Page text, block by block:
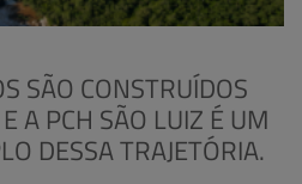
SÃO CONSTRUÍDOS
A PCH SÃO LUIZ É UM
DESSA TRAJETÓRIA.